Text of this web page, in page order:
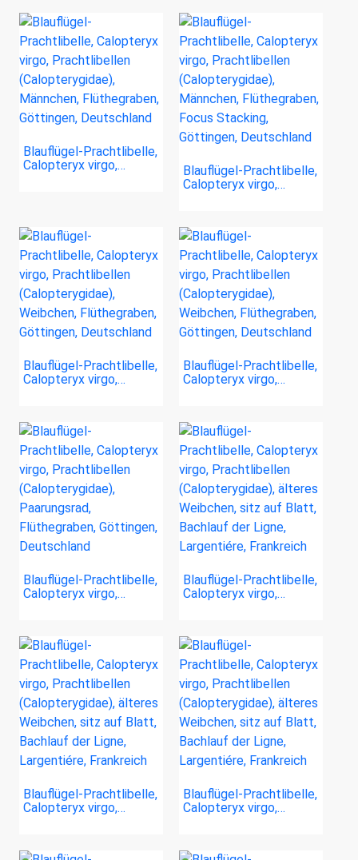
Blauflügel-Prachtlibelle,
Calopteryx virgo,…
Blauflügel-Prachtlibelle,
Calopteryx virgo,…
Blauflügel-Prachtlibelle,
Calopteryx virgo,…
Blauflügel-Prachtlibelle,
Calopteryx virgo,…
Blauflügel-Prachtlibelle,
Calopteryx virgo,…
Blauflügel-Prachtlibelle,
Calopteryx virgo,…
Blauflügel-Prachtlibelle,
Calopteryx virgo,…
Blauflügel-Prachtlibelle,
Calopteryx virgo,…